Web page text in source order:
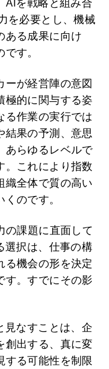
AIを戦略と組み合
を必要とし、機械
ある成果に向け
す。
ーが経営陣の意図
極的に関与する姿
る作業の実行では
結果の予測、意思
あらゆるレベルで
。これにより指数
織全体で質の高い
のです。
の課題に直面して
選択は、仕事の構
る機会の形を決定
す。すでにその影
見なすことは、企
創出する、真に変
する可能性を制限